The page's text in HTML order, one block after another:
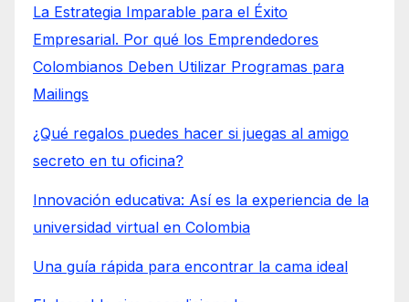
La Estrategia Imparable para el Éxito
Empresarial. Por qué los Emprendedores
Colombianos Deben Utilizar Programas para
Mailings
¿Qué regalos puedes hacer si juegas al amigo
secreto en tu oficina?
Innovación educativa: Así es la experiencia de la
universidad virtual en Colombia
Una guía rápida para encontrar la cama ideal